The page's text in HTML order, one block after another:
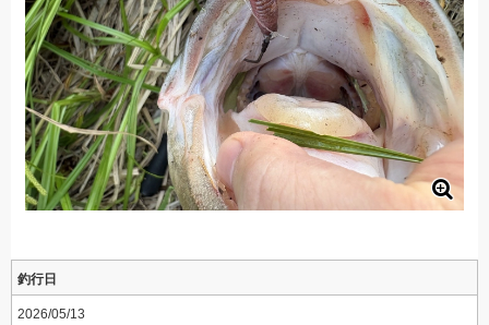
釣行日
2026/05/13